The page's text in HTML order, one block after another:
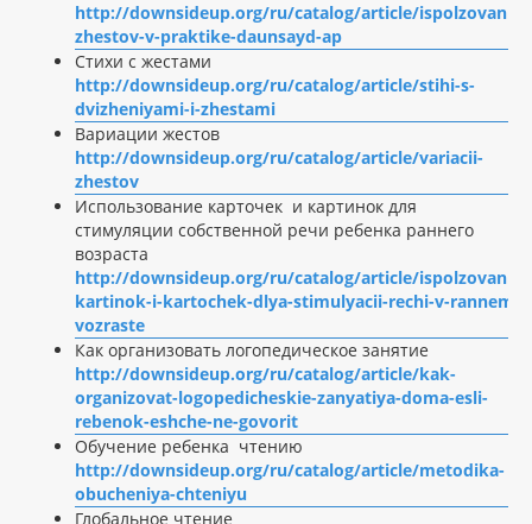
http://downsideup.org/ru/catalog/article/ispolzovanie-
zhestov-v-praktike-daunsayd-ap
Стихи с жестами
http://downsideup.org/ru/catalog/article/stihi-s-
dvizheniyami-i-zhestami
Вариации жестов
http://downsideup.org/ru/catalog/article/variacii-
zhestov
Использование карточек и картинок для
стимуляции собственной речи ребенка раннего
возраста
http://downsideup.org/ru/catalog/article/ispolzovanie-
kartinok-i-kartochek-dlya-stimulyacii-rechi-v-rannem-
vozraste
Как организовать логопедическое занятие
http://downsideup.org/ru/catalog/article/kak-
organizovat-logopedicheskie-zanyatiya-doma-esli-
rebenok-eshche-ne-govorit
Обучение ребенка чтению
http://downsideup.org/ru/catalog/article/metodika-
obucheniya-chteniyu
Глобальное чтение